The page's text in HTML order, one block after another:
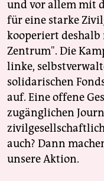
und vor allem mit
für eine starke
kooperiert
Zentrum". Die
linke,
solidarischen
auf. Eine offene
zugänglichen
auch? Dann
unsere Aktion.